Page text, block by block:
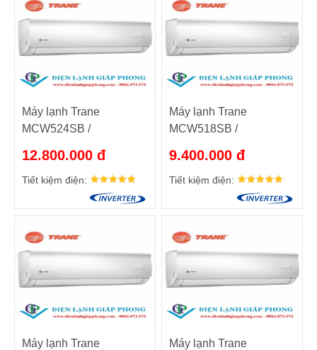
Máy lạnh Trane
MCW524SB /
12.800.000 đ
Tiết kiệm điện:
Máy lạnh Trane
MCW518SB /
9.400.000 đ
Tiết kiệm điện:
Máy lạnh Trane
Máy lạnh Trane